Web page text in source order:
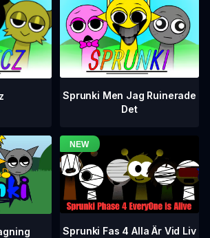
Sprunki Men Jag Ruinerade
Det
Sprunki Fas 4 Alla Är Vid Liv